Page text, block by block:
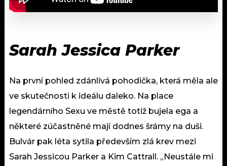
Sarah Jessica Parker
Na první pohled zdánlivá pohodička, která měla ale
ve skutečnosti k ideálu daleko. Na place
legendárního Sexu ve městě totiž bujela ega a
některé zúčastněné mají dodnes šrámy na duši.
Bulvár pak léta sytila především zlá krev mezi
Sarah Jessicou Parker a Kim Cattrall. „Neustále mi